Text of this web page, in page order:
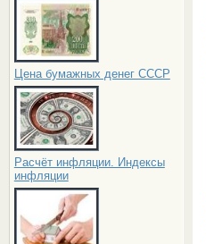
Цена бумажных денег СССР
Расчёт инфляции. Индексы
инфляции